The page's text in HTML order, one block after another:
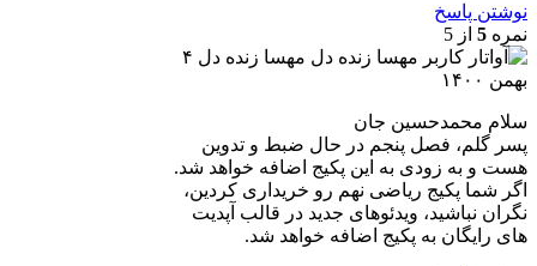
نوشتن پاسخ
نمره 5 از 5
مهسا زنده دل ۴
بهمن ۱۴۰۰
سلام محمدحسین جان
پسر گلم، فصل پنجم در حال ضبط و تدوین
هست و به زودی به این پکیج اضافه خواهد شد.
اگر شما پکیج ریاضی نهم رو خریداری کردین،
نگران نباشید، ویدئوهای جدید در قالب آپدیت
های رایگان به پکیج اضافه خواهد شد.